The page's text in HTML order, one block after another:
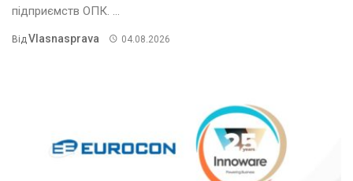
підприємств ОПК. ...
Від Vlasnasprava 04.08.2026